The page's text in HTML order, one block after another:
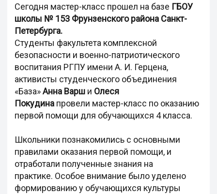
Сегодня мастер-класс прошел на базе ГБОУ
школы № 153 Фрунзенского района Санкт-
Петербурга.
Студенты факультета комплексной
безопасности и военно-патриотического
воспитания РГПУ имени А. И. Герцена,
активисты студенческого объединения
«База»Анна Варш и Олеся
Покудина провели мастер-класс по оказанию
первой помощи для обучающихся 4 класса.
Школьники познакомились с основными
правилами оказания первой помощи, и
отработали полученные знания на
практике. Особое внимание было уделено
формированию у обучающихся культуры